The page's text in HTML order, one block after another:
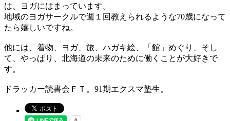
は、ヨガにはまっています。
地域のヨガサークルで週１回教えられるような70歳になって
たら嬉しいですね。
他には、着物、ヨガ、旅、ハガキ絵、「館」めぐり、そし
て、やっぱり、北海道の未来のために働くことが大好きで
す。
ドラッカー読書会ＦＴ。91期エクスマ塾生。